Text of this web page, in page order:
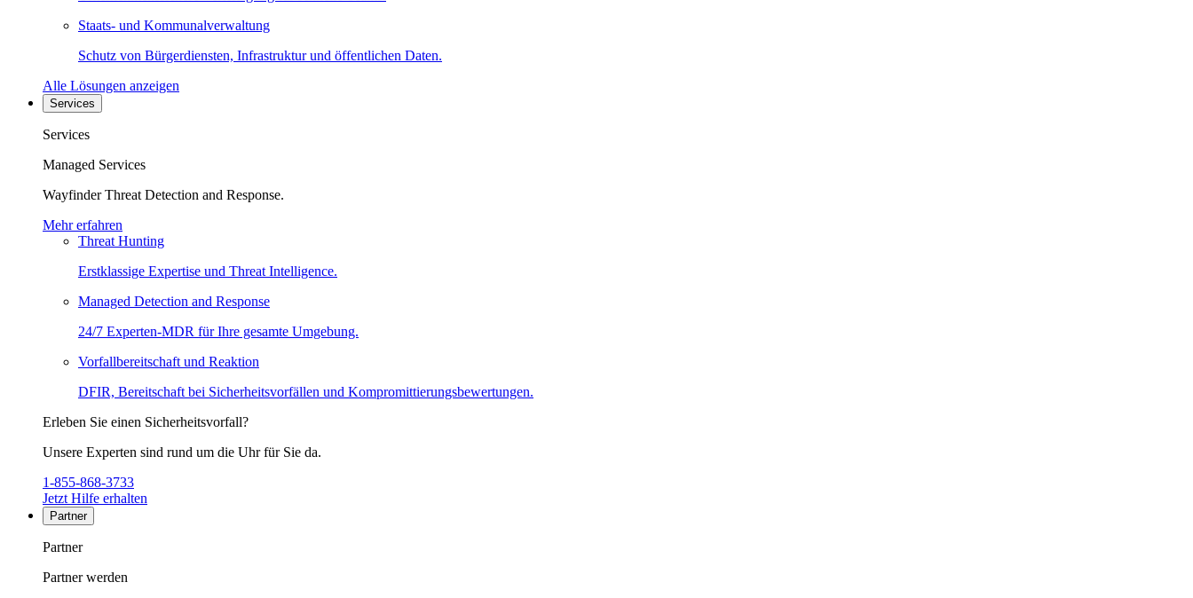
Staats- und Kommunalverwaltung
Schutz von Bürgerdiensten, Infrastruktur und öffentlichen Daten.
Alle Lösungen anzeigen
Services
Services
Managed Services
Wayfinder Threat Detection and Response.
Mehr erfahren
Threat Hunting
Erstklassige Expertise und Threat Intelligence.
Managed Detection and Response
24/7 Experten-MDR für Ihre gesamte Umgebung.
Vorfallbereitschaft und Reaktion
DFIR, Bereitschaft bei Sicherheitsvorfällen und Kompromittierungsbewertungen.
Erleben Sie einen Sicherheitsvorfall?
Unsere Experten sind rund um die Uhr für Sie da.
1-855-868-3733
Jetzt Hilfe erhalten
Partner
Partner
Partner werden